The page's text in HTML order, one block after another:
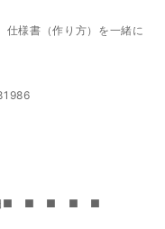
仕様書（作り方）を一緒に
■ ■ ■ ■